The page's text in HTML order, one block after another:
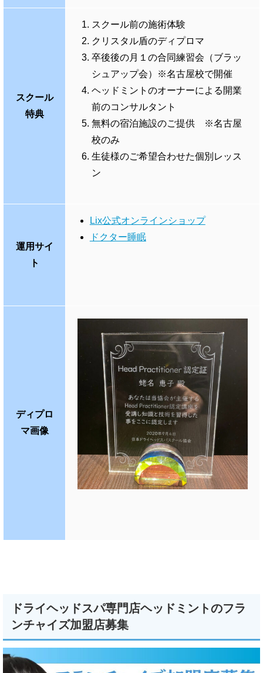
スクール
特典
スクール前の施術体験
クリスタル盾のディプロマ
卒後後の月１の合同練習会（ブラッ
シュアップ会）※名古屋校で開催
ヘッドミントのオーナーによる開業
前のコンサルタント
無料の宿泊施設のご提供 ※名古屋
校のみ
生徒様のご希望合わせた個別レッス
ン
運用サイ
ト
Lix公式オンラインショップ
ドクター睡眠
ディプロ
マ画像
ドライヘッドスパ専門店ヘッドミントのフラ
ンチャイズ加盟店募集